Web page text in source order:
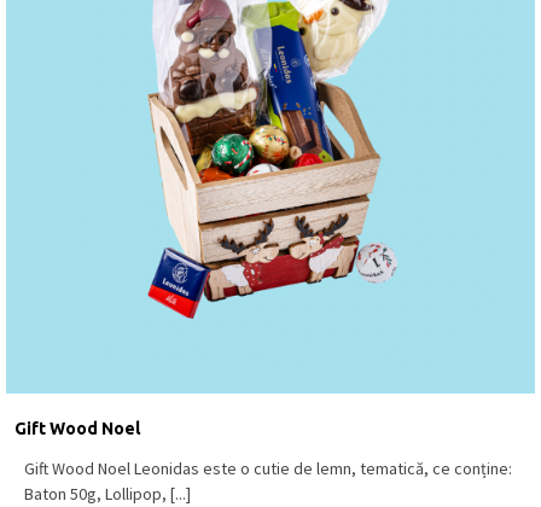
Gift Wood Noel
Gift Wood Noel Leonidas este o cutie de lemn, tematică, ce conține:
Baton 50g, Lollipop, [...]